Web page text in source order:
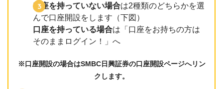
口座を持っていない場合は2種類のどちらかを選
んで口座開設をします（下図）
口座を持っている場合は「口座をお持ちの方は
そのままログイン！」へ
※口座開設の場合はSMBC日興証券の口座開設ページへリン
クします。